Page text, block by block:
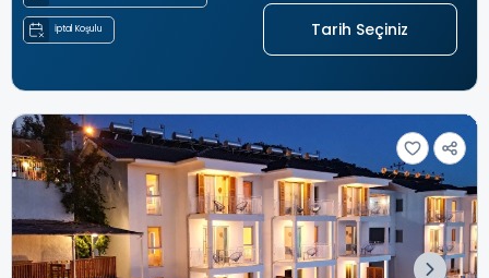
İptal Koşulu Tarih Seçiniz